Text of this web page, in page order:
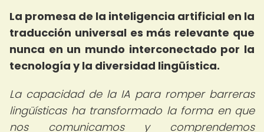
La promesa de la inteligencia artificial en la
traducción universal es más relevante que
nunca en un mundo interconectado por la
tecnología y la diversidad lingüística.
La capacidad de la IA para romper barreras
lingüísticas ha transformado la forma en que
nos comunicamos y comprendemos